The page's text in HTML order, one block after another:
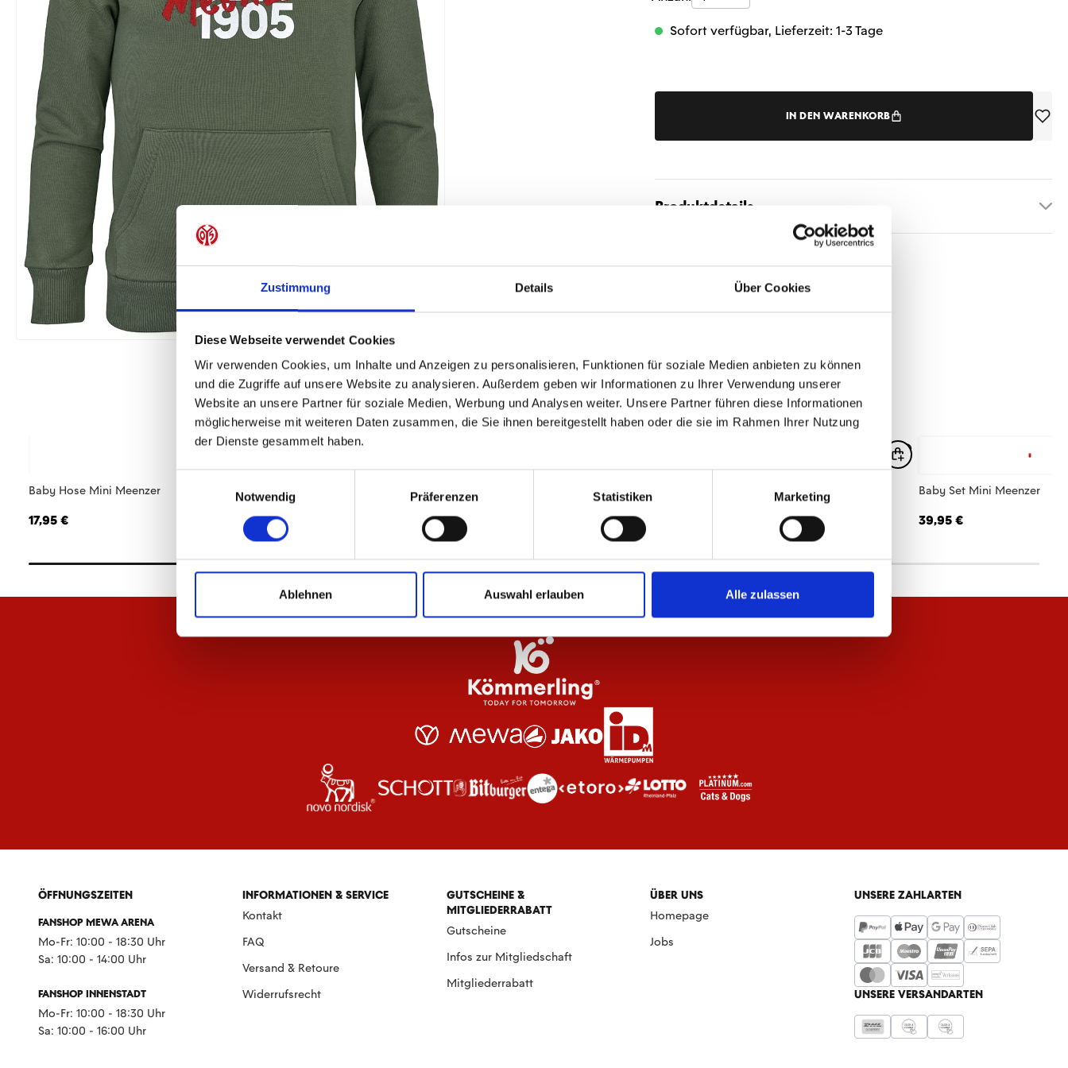
Zustimmung Details Über Cookies
Diese Webseite verwendet Cookies
Wir verwenden Cookies, um Inhalte und Anzeigen zu personalisieren, Funktionen für soziale Medien anbieten zu können
und die Zugriffe auf unsere Website zu analysieren. Außerdem geben wir Informationen zu Ihrer Verwendung unserer
Website an unsere Partner für soziale Medien, Werbung und Analysen weiter. Unsere Partner führen diese Informationen
möglicherweise mit weiteren Daten zusammen, die Sie ihnen bereitgestellt haben oder die sie im Rahmen Ihrer Nutzung
der Dienste gesammelt haben.
Notwendig
Präferenzen Statistiken Marketing
Ablehnen Auswahl erlauben Alle zulassen
Sofort verfügbar, Lieferzeit: 1-3 Tage
IN DEN WARENKORB
Produktdetails
ÄHNLICHE PRODUKTE
Baby Hose Mini Meenzer
17,95 €
Baby-Jacke Meenzer
34,95 €
Baby Mütze Mini Meenzer Baby Schuhe Mini Meenzer Baby Set Mini Meenzer
39,95 €
ÖFFNUNGSZEITEN
FANSHOP MEWA ARENA
Mo-Fr: 10:00 - 18:30 Uhr
Sa: 10:00 - 14:00 Uhr
FANSHOP INNENSTADT
Mo-Fr: 10:00 - 18:30 Uhr
Sa: 10:00 - 16:00 Uhr
INFORMATIONEN & SERVICE
Kontakt
FAQ
Versand & Retoure
Widerrufsrecht
GUTSCHEINE &
MITGLIEDERRABATT
Gutscheine
Infos zur Mitgliedschaft
Mitgliederrabatt
ÜBER UNS
Homepage
Jobs
UNSERE ZAHLARTEN
UNSERE VERSANDARTEN